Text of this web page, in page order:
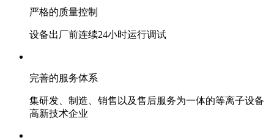
严格的质量控制
设备出厂前连续24小时运行调试
完善的服务体系
集研发、制造、销售以及售后服务为一体的等离子设备
高新技术企业